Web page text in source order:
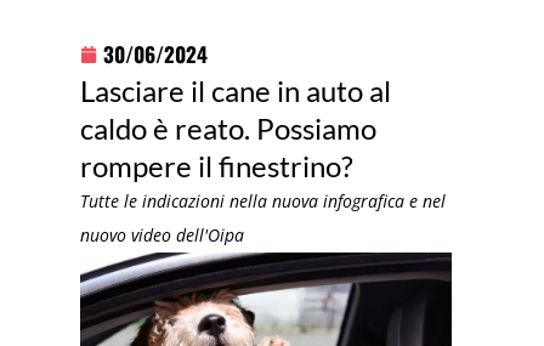
30/06/2024
Lasciare il cane in auto al
caldo è reato. Possiamo
rompere il finestrino?
Tutte le indicazioni nella nuova infografica e nel
nuovo video dell'Oipa